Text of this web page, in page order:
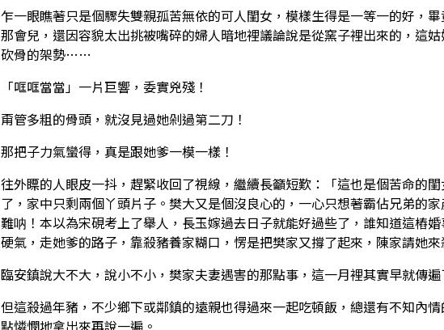
乍一眼瞧著只是個驟失雙親孤苦無依的可人閨女，模樣生得是一等一的好，
那會兒，還因容貌太出挑被嘴碎的婦人暗地裡議論說是從窯子裡出來的，這
砍骨的架勢……
「哐哐當當」一片巨響，委實兇殘！
甭管多粗的骨頭，就沒見過她剁過第二刀！
那把子力氣蠻得，真是跟她爹一模一樣！
往外瞟的人眼皮一抖，趕緊收回了視線，繼續長籲短歎：「這也是個苦命的
了，家中只剩兩個丫頭片子。樊大又是個沒良心的，一心只想著霸佔兄弟的
難呐！本以為宋硯考上了舉人，長玉嫁過去日子就能好過些了，誰知道這樁
硬氣，走她爹的路子，靠殺豬養家糊口，愣是把樊家又撐了起來，陳家請她來
臨安鎮說大不大，說小不小，樊家夫妻遇害的那點事，這一月裡其實早就傳遍
但這殺過年豬，不少鄉下或鄰鎮的遠親也得過來一起吃頓飯，總還有不知內
點憐憫地拿出來再說一遍。